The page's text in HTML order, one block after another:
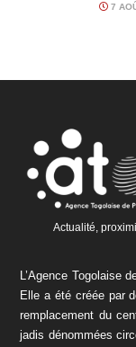
7
Actualité,
L’Agence Togolaise
Elle a été créée par
remplacement du
jadis dénommées